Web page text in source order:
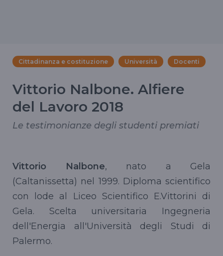
Cittadinanza e costituzione Università Docenti
Vittorio Nalbone. Alfiere
del Lavoro 2018
Le testimonianze degli studenti premiati
Vittorio Nalbone, nato a Gela
(Caltanissetta) nel 1999. Diploma scientifico
con lode al Liceo Scientifico E.Vittorini di
Gela. Scelta universitaria Ingegneria
dell'Energia all'Università degli Studi di
Palermo.